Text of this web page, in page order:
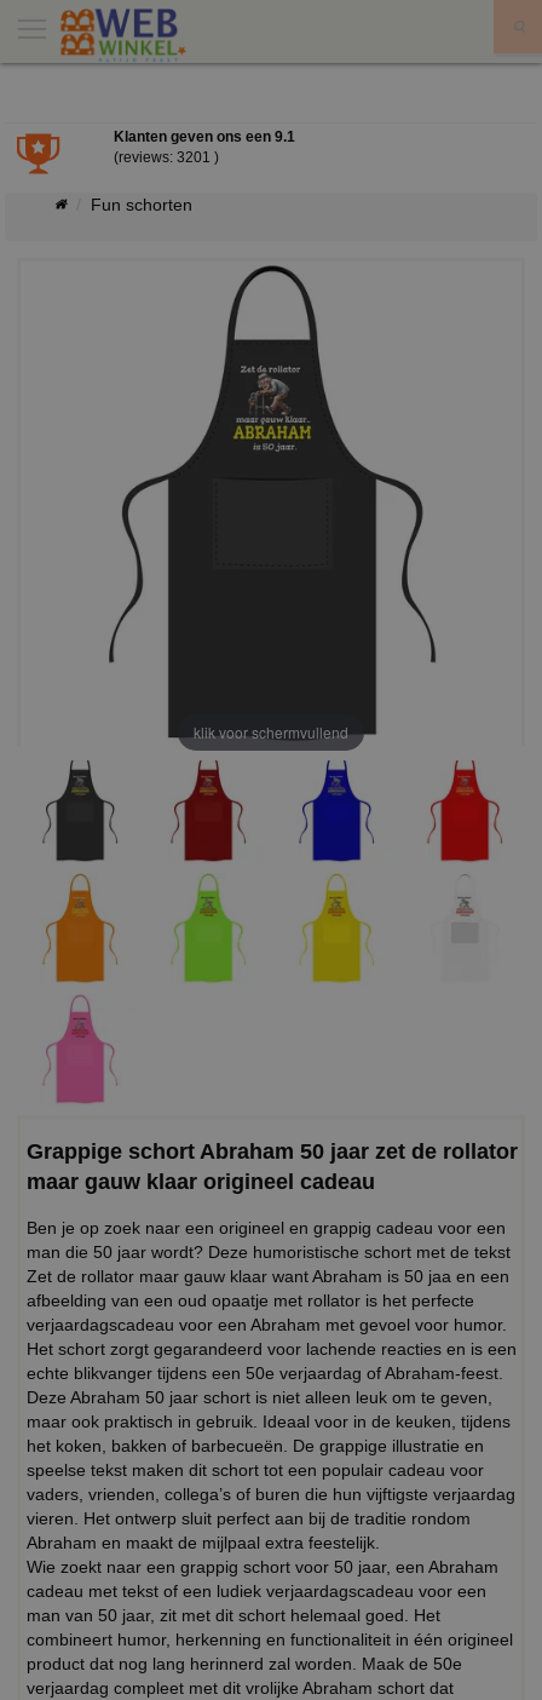
Klanten geven ons een 9.1
(reviews: 3201 )
Fun schorten
klik voor schermvullend
Grappige schort Abraham 50 jaar zet de rollator
maar gauw klaar origineel cadeau
Ben je op zoek naar een origineel en grappig cadeau voor een
man die 50 jaar wordt? Deze humoristische schort met de tekst
Zet de rollator maar gauw klaar want Abraham is 50 jaa en een
afbeelding van een oud opaatje met rollator is het perfecte
verjaardagscadeau voor een Abraham met gevoel voor humor.
Het schort zorgt gegarandeerd voor lachende reacties en is een
echte blikvanger tijdens een 50e verjaardag of Abraham-feest.
Deze Abraham 50 jaar schort is niet alleen leuk om te geven,
maar ook praktisch in gebruik. Ideaal voor in de keuken, tijdens
het koken, bakken of barbecueën. De grappige illustratie en
speelse tekst maken dit schort tot een populair cadeau voor
vaders, vrienden, collega’s of buren die hun vijftigste verjaardag
vieren. Het ontwerp sluit perfect aan bij de traditie rondom
Abraham en maakt de mijlpaal extra feestelijk.
Wie zoekt naar een grappig schort voor 50 jaar, een Abraham
cadeau met tekst of een ludiek verjaardagscadeau voor een
man van 50 jaar, zit met dit schort helemaal goed. Het
combineert humor, herkenning en functionaliteit in één origineel
product dat nog lang herinnerd zal worden. Maak de 50e
verjaardag compleet met dit vrolijke Abraham schort dat